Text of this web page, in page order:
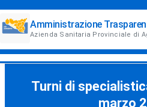
Amministrazione
Azienda Sanitaria Provinciale di
Turni di
marzo